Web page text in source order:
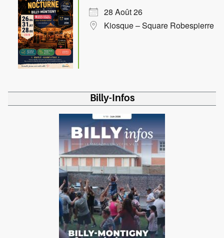
28 Août 26
Kiosque – Square Robespierre
Billy-Infos